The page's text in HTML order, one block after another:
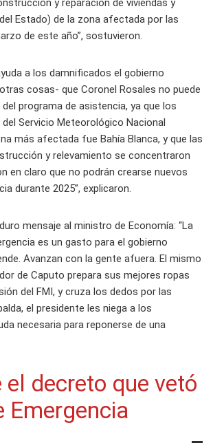
Estado) de la zona afectada por las
de este año”, sostuvieron.
a los damnificados el gobierno
cosas- que Coronel Rosales no puede
programa de asistencia, ya que los
Servicio Meteorológico Nacional
más afectada fue Bahía Blanca, y que las
y relevamiento se concentraron
en claro que no podrán crearse nuevos
durante 2025”, explicaron.
mensaje al ministro de Economía: “La
es un gasto para el gobierno
Avanzan con la gente afuera. El mismo
de Caputo prepara sus mejores ropas
del FMI, y cruza los dedos por las
el presidente les niega a los
necesaria para reponerse de una
el decreto que vetó
Emergencia